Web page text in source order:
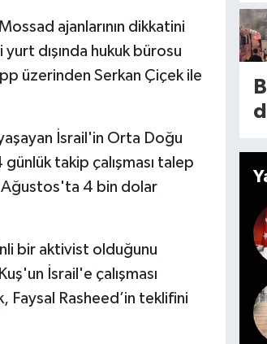
ajanlarının dikkatini
dışında hukuk bürosu
üzerinden Serkan Çiçek ile
İsrail'in Orta Doğu
takip çalışması talep
Ağustos'ta 4 bin dolar
bir aktivist olduğunu
İsrail'e çalışması
Faysal Rasheed’in teklifini
n
k
ı
a